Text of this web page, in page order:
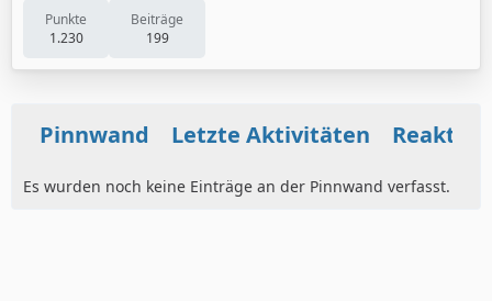
Punkte
1.230
Beiträge
199
Pinnwand Letzte Aktivitäten
Es wurden noch keine Einträge an der Pinnwand verfasst.